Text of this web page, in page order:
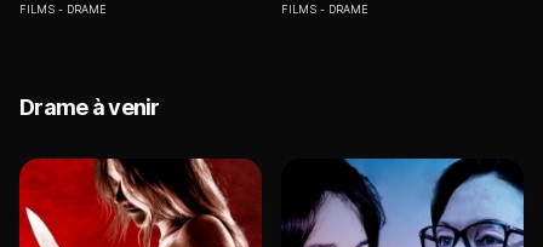
FILMS DRAME FILMS DRAME
Drame à venir